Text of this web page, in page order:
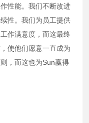
性能。我们不断改进
性。我们为员工提供
作满意度，而这最终
使他们愿意一直成为
，而这也为Sun赢得